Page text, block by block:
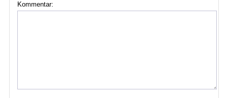
Kommentar: